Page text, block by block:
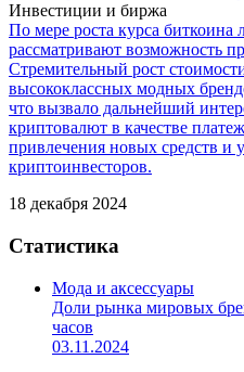
Инвестиции и биржа
По мере роста курса
рассматривают возможность
Стремительный рост
высококлассных модных
что вызвало дальнейший
криптовалют в качестве
привлечения новых средств и
криптоинвесторов.
18 декабря 2024
Статистика
Мода и аксессуары
Доли рынка мировых
часов
03.11.2024